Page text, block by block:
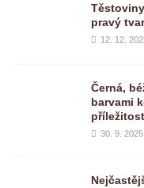
pravý
12. 12.
Černá,
barvami
příležitost
30. 9. 2025